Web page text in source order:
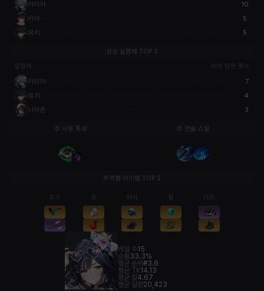
카티야
아야
유키
10
5
5
상성 실험체 TOP 3
실험체
처치 당한 횟수
카티야
유키
나타폰
7
4
3
주 사용 특성 주 전술 스킬
부위별 아이템 TOP 2
무기 옷 머리 팔 다리
게임 수15
승률33.3%
평균 순위 #3.6
평균 TK14.13
평균 킬4.67
평균 딜량20,423